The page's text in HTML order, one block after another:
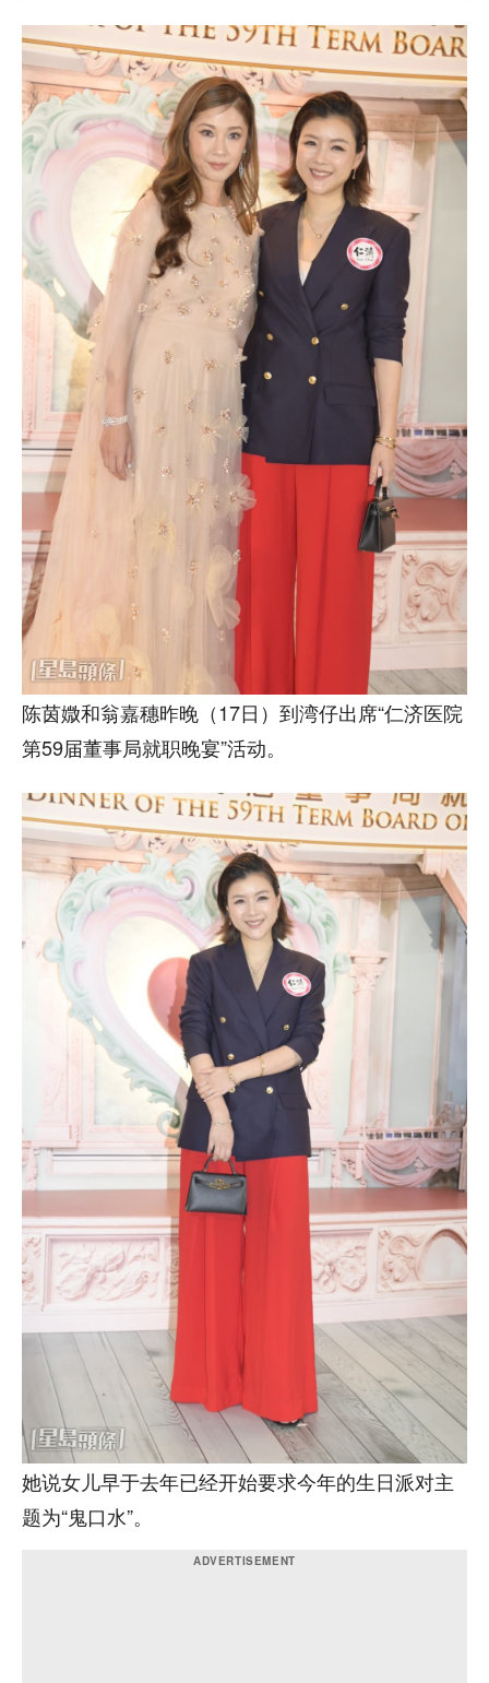
陈茵媺和翁嘉穗昨晚（17日）到湾仔出席“仁济医院
第59届董事局就职晚宴”活动。
她说女儿早于去年已经开始要求今年的生日派对主
题为“鬼口水”。